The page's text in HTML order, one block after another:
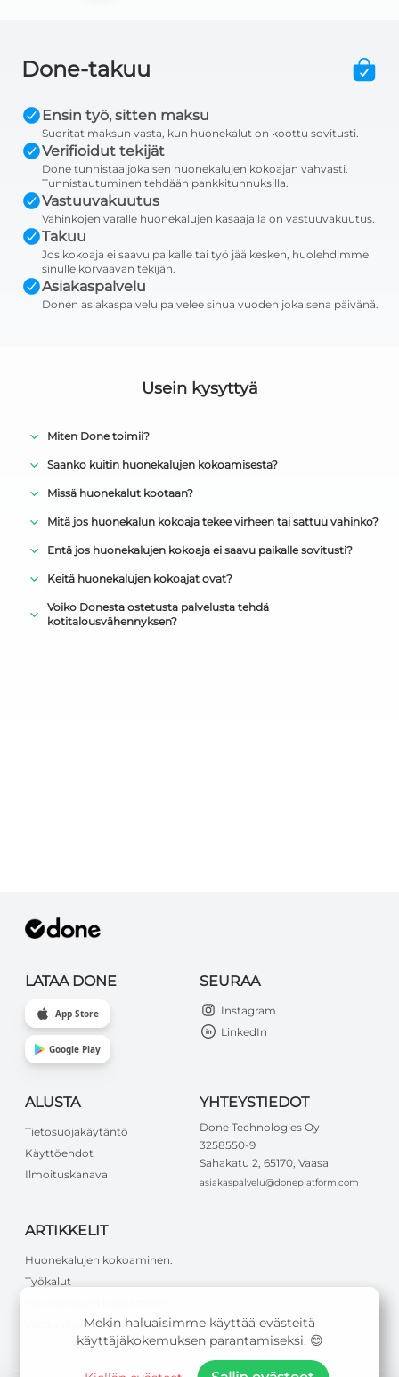
Done-takuu
Ensin työ, sitten maksu
Suoritat maksun vasta, kun huonekalut on koottu sovitusti.
Verifioidut tekijät
Done tunnistaa jokaisen huonekalujen kokoajan vahvasti.
Tunnistautuminen tehdään pankkitunnuksilla.
Vastuuvakuutus
Vahinkojen varalle huonekalujen kasaajalla on vastuuvakuutus.
Takuu
Jos kokoaja ei saavu paikalle tai työ jää kesken, huolehdimme
sinulle korvaavan tekijän.
Asiakaspalvelu
Donen asiakaspalvelu palvelee sinua vuoden jokaisena päivänä.
Usein kysyttyä
Miten Done toimii?
Saanko kuitin huonekalujen kokoamisesta?
Missä huonekalut kootaan?
Mitä jos huonekalun kokoaja tekee virheen tai sattuu vahinko?
Entä jos huonekalujen kokoaja ei saavu paikalle sovitusti?
Keitä huonekalujen kokoajat ovat?
Voiko Donesta ostetusta palvelusta tehdä
kotitalousvähennyksen?
LATAA DONE
App Store
Google Play
SEURAA
Instagram
LinkedIn
ALUSTA
Tietosuojakäytäntö
Käyttöehdot
Ilmoituskanava
YHTEYSTIEDOT
Done Technologies Oy
3258550-9
Sahakatu 2, 65170, Vaasa
asiakaspalvelu@doneplatform.com
ARTIKKELIT
Huonekalujen kokoaminen:
Työkalut
Vältä virheetMekin haluaisimme käyttää evästeitä
käyttäjäkokemuksen parantamiseksi. 😊